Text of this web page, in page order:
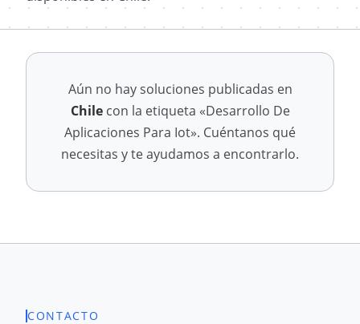
Aún no hay soluciones publicadas en
Chilecon la etiqueta «Desarrollo De
Aplicaciones Para Iot». Cuéntanos qué
necesitas y te ayudamos a encontrarlo.
CONTACTO